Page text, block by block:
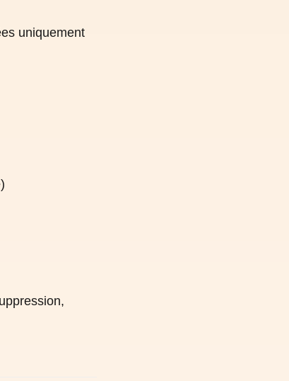
uniquement